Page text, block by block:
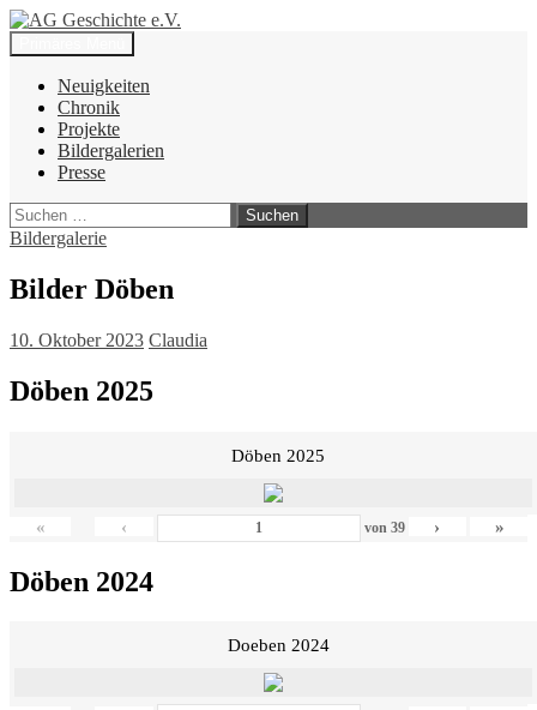
Zum
Inhalt
springen
AG Geschichte e.V.
Suchen
Neuigkeiten
Chronik
Projekte
Bildergalerien
Presse
Suchen
nach:
Bildergalerie
Bilder Döben
10. Oktober 2023 Claudia
Döben 2025
Döben 2025
« ‹ von 39 › »
Döben 2024
Doeben 2024